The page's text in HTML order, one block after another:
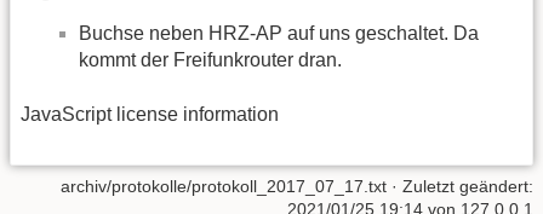
Buchse neben HRZ-AP auf uns geschaltet. Da
kommt der Freifunkrouter dran.
JavaScript license information
archiv/protokolle/protokoll_2017_07_17.txt · Zuletzt geändert:
2021/01/25 19:14 von 127.0.0.1